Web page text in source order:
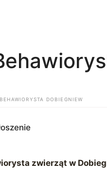
BEHAWIORYSTA DOBIEGNIEW
zwierząt w